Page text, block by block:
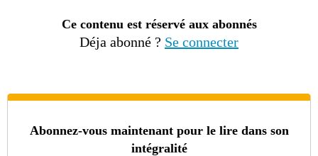
Ce contenu est réservé aux abonnés
Déja abonné ? Se connecter
Abonnez-vous maintenant pour le lire dans son
intégralité